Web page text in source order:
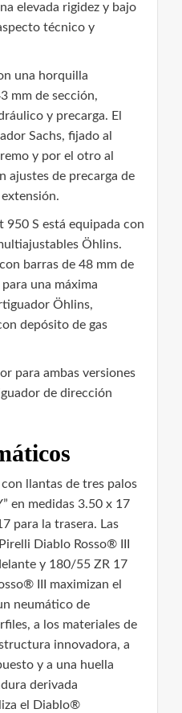
elevada rigidez y bajo
técnico y
una horquilla
mm de sección,
y precarga. El
Sachs, fijado al
y por el otro al
ajustes de precarga de
950 S está equipada con
Öhlins.
barras de 48 mm de
una máxima
Öhlins,
depósito de gas
para ambas versiones
de dirección
llantas de tres palos
en medidas 3.50 x 17
para la trasera. Las
Diablo Rosso® III
y 180/55 ZR 17
III maximizan el
neumático de
a los materiales de
innovadora, a
y a una huella
derivada
el Diablo®